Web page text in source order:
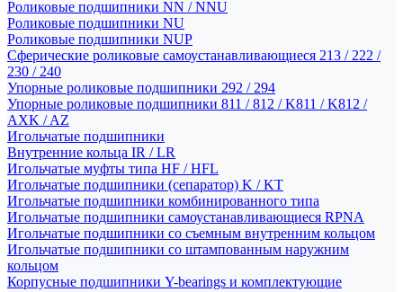
Роликовые подшипники NN / NNU
Роликовые подшипники NU
Роликовые подшипники NUP
Сферические роликовые самоустанавливающиеся 213 / 222 /
230 / 240
Упорные роликовые подшипники 292 / 294
Упорные роликовые подшипники 811 / 812 / K811 / K812 /
AXK / AZ
Игольчатые подшипники
Внутренние кольца IR / LR
Игольчатые муфты типа HF / HFL
Игольчатые подшипники (сепаратор) K / KT
Игольчатые подшипники комбинированного типа
Игольчатые подшипники самоустанавливающиеся RPNA
Игольчатые подшипники со съемным внутренним кольцом
Игольчатые подшипники со штампованным наружним
кольцом
Корпусные подшипники Y-bearings и комплектующие